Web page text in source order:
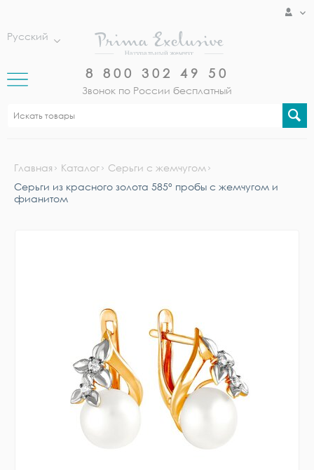
Русский
8 800 302 49 50
Звонок по России бесплатный
Главная Каталог
Серьги с жемчугом
Серьги из красного золота 585° пробы с жемчугом и
фианитом